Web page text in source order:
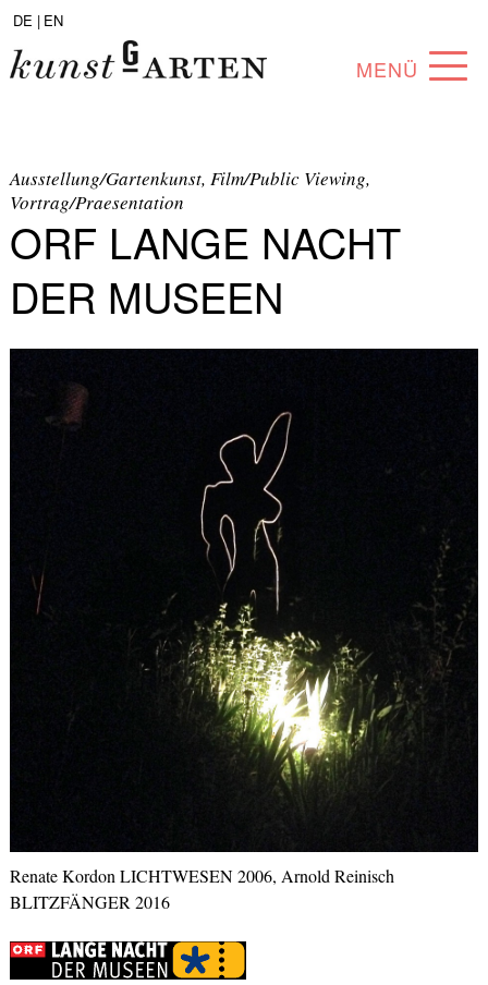
DE | EN
MENÜ
ABOUT
SAMMLUNG
KÜNSTLER*INNEN
Ausstellung/Gartenkunst, Film/Public Viewing,
Vortrag/Praesentation
ORF LANGE NACHT
DER MUSEEN
Renate Kordon LICHTWESEN 2006, Arnold Reinisch
BLITZFÄNGER 2016